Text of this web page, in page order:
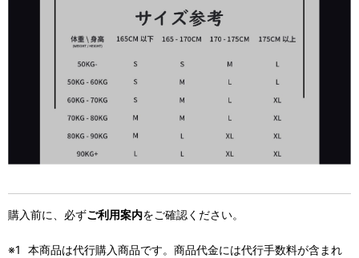
購入前に、必ずご利用案内をご確認ください。
本商品は代行購入商品です。商品代金には代行手数料が含まれ